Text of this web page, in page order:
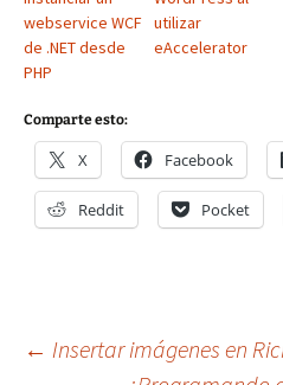
webservice WCF
de .NET desde
PHP
utilizar
eAccelerator
Comparte esto:
X Facebook
Reddit Pocket
← Insertar imágenes en